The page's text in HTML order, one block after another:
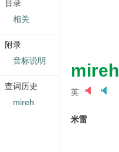
mireh
英
米雷
目录
相关
附录
音标说明
查词历史
mireh